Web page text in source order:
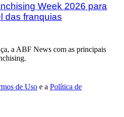
Week 2026 para
das franquias
a ABF News com as principais
de Uso e a Política de